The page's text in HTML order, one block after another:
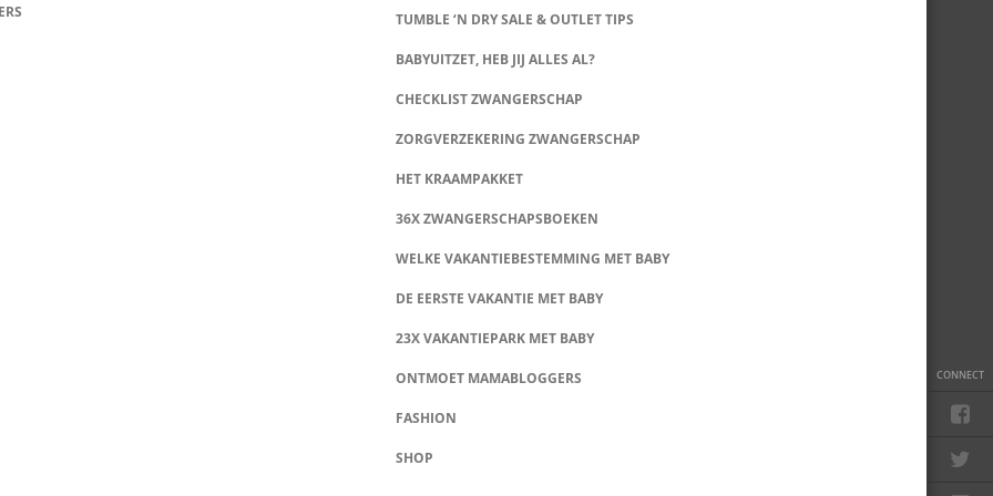
CONNECT
TUMBLE ‘N DRY SALE & OUTLET TIPS
BABYUITZET, HEB JIJ ALLES AL?
CHECKLIST ZWANGERSCHAP
ZORGVERZEKERING ZWANGERSCHAP
HET KRAAMPAKKET
36X ZWANGERSCHAPSBOEKEN
WELKE VAKANTIEBESTEMMING MET BABY
DE EERSTE VAKANTIE MET BABY
23X VAKANTIEPARK MET BABY
ONTMOET MAMABLOGGERS
FASHION
SHOP